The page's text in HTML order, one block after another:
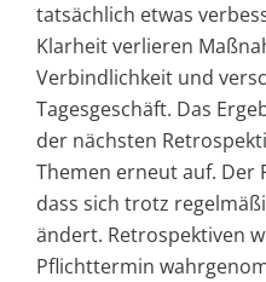
tatsächlich etwas
Klarheit verlieren
Verbindlichkeit und
Tagesgeschäft. Das
der nächsten
Themen erneut auf. Der
dass sich trotz
ändert. Retrospektiven
Pflichttermin